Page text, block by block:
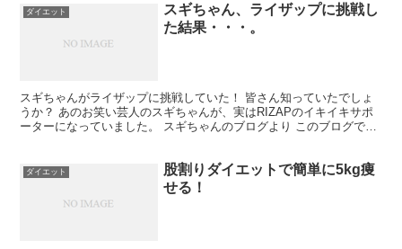
ダイエット
スギちゃん、ライザップに挑戦し
た結果・・・。
スギちゃんがライザップに挑戦していた！ 皆さん知っていたでしょ
うか？ あのお笑い芸人のスギちゃんが、実はRIZAPのイキイキサポ
ーターになっていました。 スギちゃんのブログより このブログでス
ダイエット
股割りダイエットで簡単に5kg痩
せる！